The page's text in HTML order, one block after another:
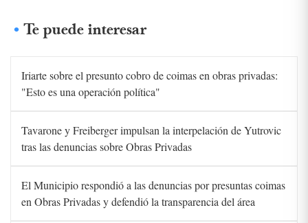
Te puede interesar
Iriarte sobre el presunto cobro de coimas en obras privadas:
"Esto es una operación política"
Tavarone y Freiberger impulsan la interpelación de Yutrovic
tras las denuncias sobre Obras Privadas
El Municipio respondió a las denuncias por presuntas coimas
en Obras Privadas y defendió la transparencia del área